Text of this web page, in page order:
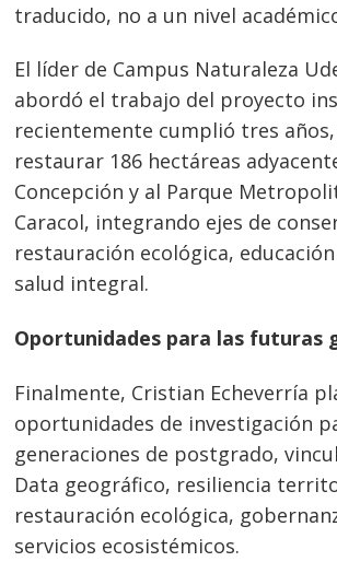
traducido, no a un nivel
El líder de Campus Naturaleza
abordó el trabajo del proyecto
recientemente cumplió tres
restaurar 186 hectáreas
Concepción y al Parque
Caracol, integrando ejes de
restauración ecológica,
salud integral.
Oportunidades para las futuras
Finalmente, Cristian Echeverría
oportunidades de investigación
generaciones de postgrado,
Data geográfico, resiliencia
restauración ecológica,
servicios ecosistémicos.